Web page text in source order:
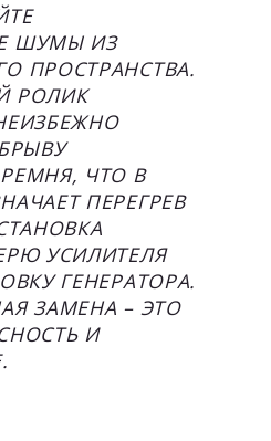
ШУМЫ ИЗ
ПРОСТРАНСТВА.
РОЛИК
ЧТО В
ПЕРЕГРЕВ
УСИЛИТЕЛЯ
ГЕНЕРАТОРА.
ЗАМЕНА – ЭТО
И